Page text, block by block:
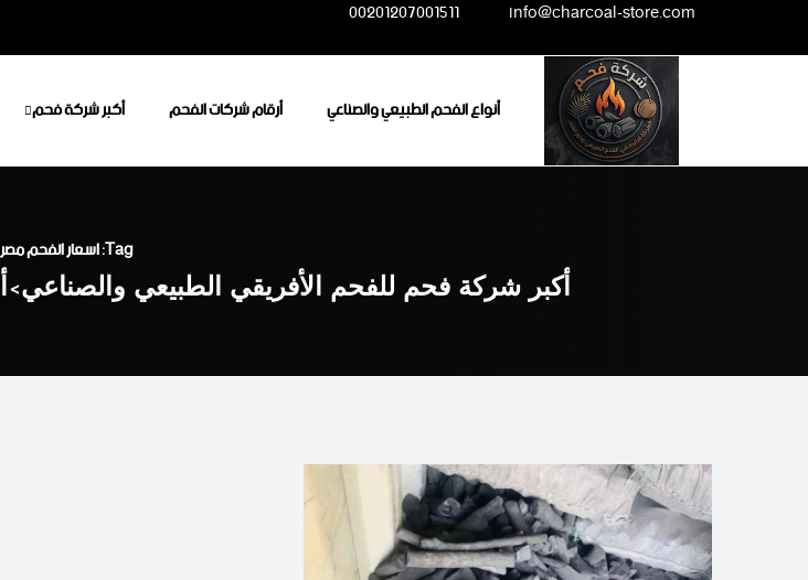
content
info@charcoal-store.com
00201207001511
أكبر شركة فحم أرقام شركات الفحم أنواع الفحم الطبيعي والصناعي
Tag: اسعار الفحم مصر
أكبر شركة فحم للفحم الأفريقي الطبيعي والصناعي>